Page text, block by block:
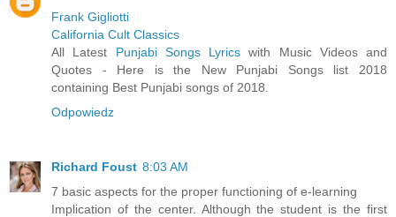
Frank Gigliotti
California Cult Classics
All Latest Punjabi Songs Lyrics with Music Videos and
Quotes - Here is the New Punjabi Songs list 2018
containing Best Punjabi songs of 2018.
Odpowiedz
Richard Foust 8:03 AM
7 basic aspects for the proper functioning of e-learning
Implication of the center. Although the student is the first